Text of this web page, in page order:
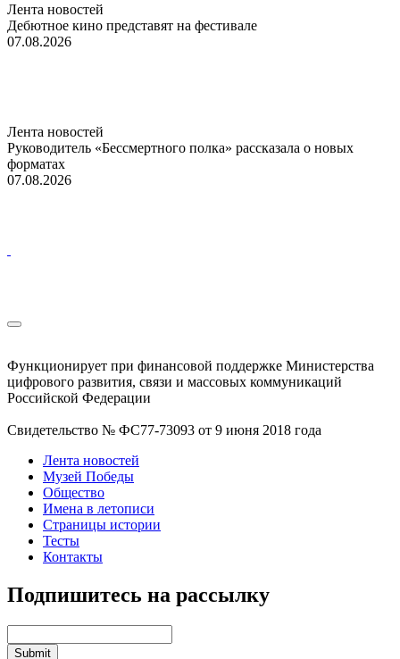
Лента новостей
Дебютное кино представят на фестивале
07.08.2026
Лента новостей
Руководитель «Бессмертного полка» рассказала о новых
форматах
07.08.2026
Функционирует при финансовой поддержке Министерства
цифрового развития, связи и массовых коммуникаций
Российской Федерации
Свидетельство № ФС77-73093 от 9 июня 2018 года
Лента новостей
Музей Победы
Общество
Имена в летописи
Страницы истории
Тесты
Контакты
Подпишитесь на рассылку